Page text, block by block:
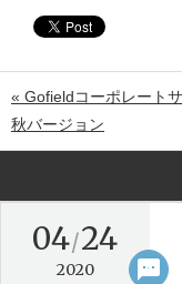
« Gofieldコーポレート
秋バージョン
sms
04/24
2020 keyboard_arrow_right